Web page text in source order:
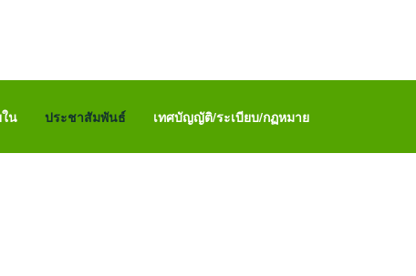
น ประชาสัมพันธ์ เทศบัญญัติ/ระเบียบ/กฏหมาย